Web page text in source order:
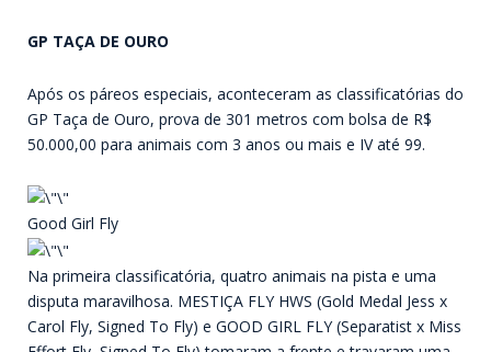
GP TAÇA DE OURO
Após os páreos especiais, aconteceram as classificatórias do
GP Taça de Ouro, prova de 301 metros com bolsa de R$
50.000,00 para animais com 3 anos ou mais e IV até 99.
Good Girl Fly
Na primeira classificatória, quatro animais na pista e uma
disputa maravilhosa. MESTIÇA FLY HWS (Gold Medal Jess x
Carol Fly, Signed To Fly) e GOOD GIRL FLY (Separatist x Miss